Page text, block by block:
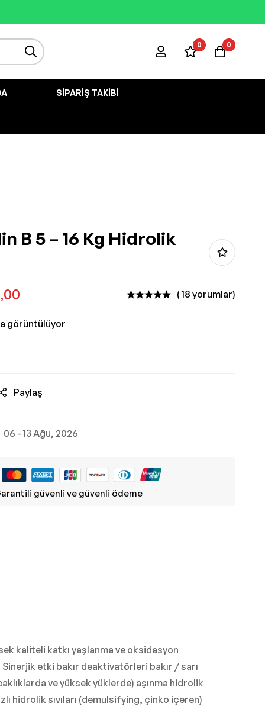
0 0
SIPARIŞ TAKIBI
B 5 – 16 Kg Hidrolik
( 18 yorumlar)
görüntülüyor
Paylaş
06 - 13 Ağu, 2026
güvenli ve güvenli ödeme
kaliteli katkı yaşlanma ve oksidasyon
etki bakır deaktivatörleri bakır / sarı
ve yüksek yüklerde) aşınma hidrolik
hidrolik sıvıları (demulsifying, çinko içeren)